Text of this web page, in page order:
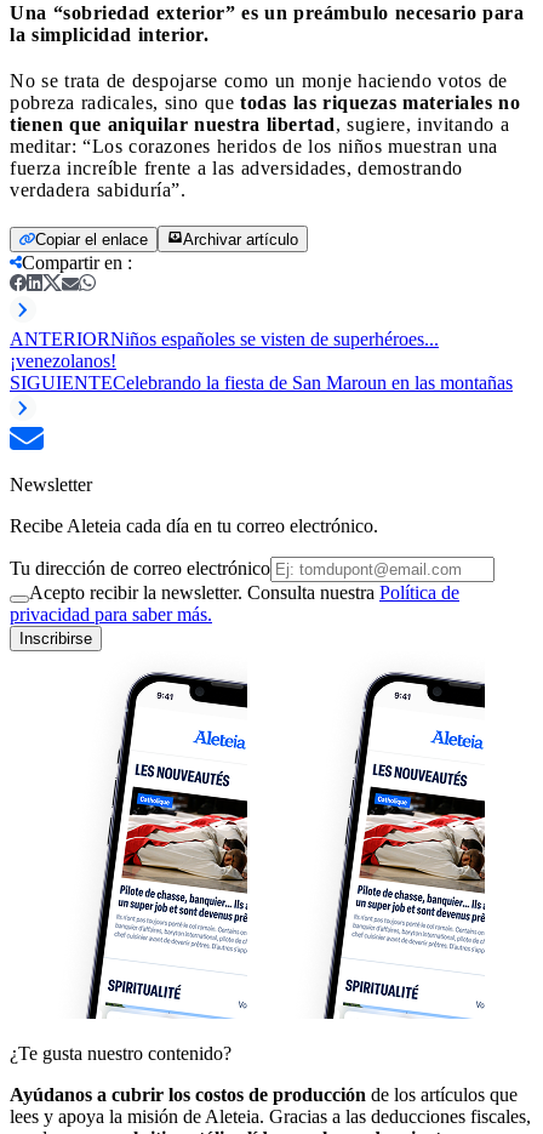
Una “sobriedad exterior” es un preámbulo necesario para
la simplicidad interior.
No se trata de despojarse como un monje haciendo votos de
pobreza radicales, sino que todas las riquezas materiales no
tienen que aniquilar nuestra libertad, sugiere, invitando a
meditar: “Los corazones heridos de los niños muestran una
fuerza increíble frente a las adversidades, demostrando
verdadera sabiduría”.
Copiar el enlace Archivar artículo
Compartir en :
ANTERIORNiños españoles se visten de superhéroes...
¡venezolanos!
SIGUIENTECelebrando la fiesta de San Maroun en las montañas
Newsletter
Recibe Aleteia cada día en tu correo electrónico.
Tu dirección de correo electrónico
Acepto recibir la newsletter. Consulta nuestra Política de
privacidad para saber más.
Inscribirse
¿Te gusta nuestro contenido?
Ayúdanos a cubrir los costos de producción de los artículos que
lees y apoya la misión de Aleteia. Gracias a las deducciones fiscales,